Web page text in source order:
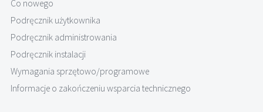
Co nowego
Podręcznik użytkownika
Podręcznik administrowania
Podręcznik instalacji
Wymagania sprzętowo/programowe
Informacje o zakończeniu wsparcia technicznego